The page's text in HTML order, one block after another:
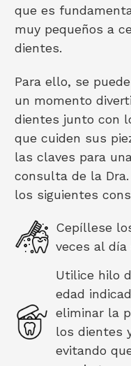
que es
muy pequeños a
dientes.
Para ello, se
un momento
dientes junto con
que cuiden sus
las claves para
consulta de la
los siguientes
Cepíllese
veces al
Utilice hilo
edad
eliminar la
los dientes
evitando